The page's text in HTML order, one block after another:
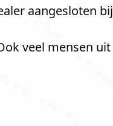
aangesloten bij
veel mensen uit